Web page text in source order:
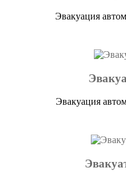
Эвакуация
Эвакуация